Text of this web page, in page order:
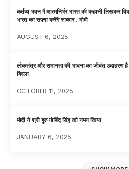
कर्तव्य भवन में आत्मनिर्भर भारत की कहानी लिखकर
भारत का सपना करेंगे साकार : मोदी
AUGUST 6, 2025
लोकतंत्र और समानता की भावना का जीवंत उदाहरण है
बिरला
OCTOBER 11, 2025
मोदी ने श्री गुरु गोबिंद सिंह को नमन किया
JANUARY 6, 2025